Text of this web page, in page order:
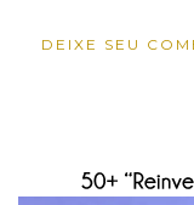
DEIXE SEU